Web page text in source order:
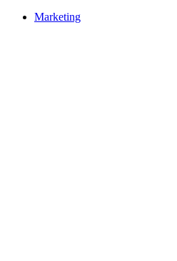
Marketing